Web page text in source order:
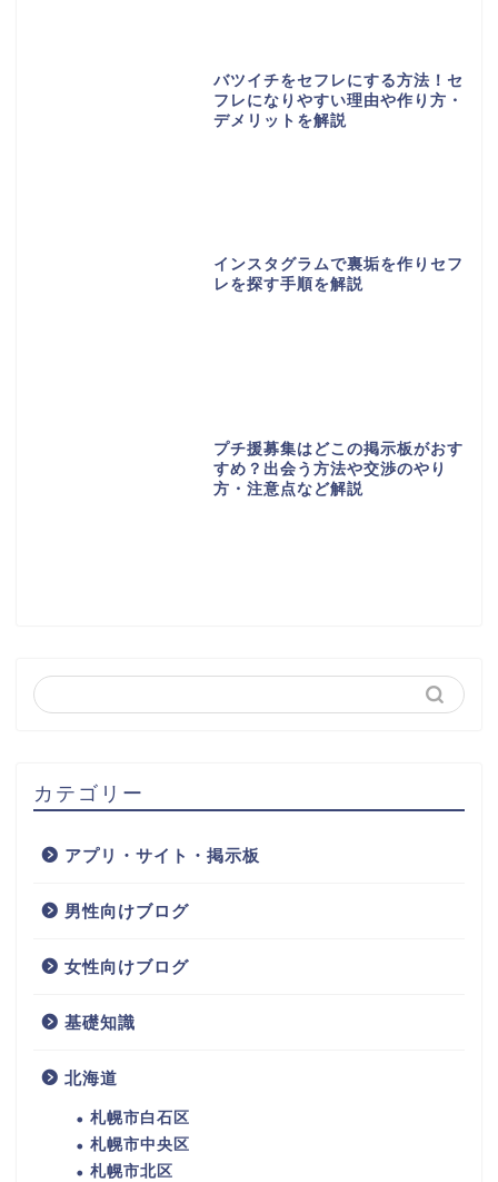
バツイチをセフレにする方法！セ
フレになりやすい理由や作り方・
デメリットを解説
インスタグラムで裏垢を作りセフ
レを探す手順を解説
プチ援募集はどこの掲示板がおす
すめ？出会う方法や交渉のやり
方・注意点など解説
カテゴリー
アプリ・サイト・掲示板
男性向けブログ
女性向けブログ
基礎知識
北海道
札幌市白石区
札幌市中央区
札幌市北区